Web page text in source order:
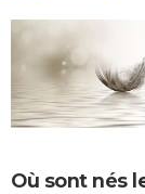
Où sont nés